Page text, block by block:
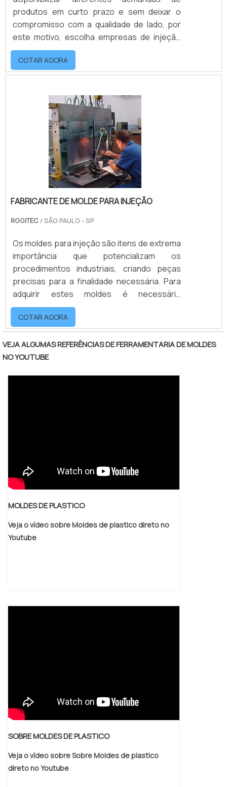
produtos em curto prazo e sem deixar o
compromisso com a qualidade de lado, por
este motivo, escolha empresas de injeção
com características positivas que não
deixem dúvidas.Alguns pontos devem ser
claramente levadas em consideração
industrial, por isso é muito importante que a
empresa de injeção plástica
profissionalizada apresente vantagens ao
cliente.Requisitos presentes n.
COTAR AGORA
FABRICANTE DE MOLDE PARA INJEÇÃO
ROGITEC / SÃO PAULO - SP
Os moldes para injeção são itens de extrema
importância que potencializam os
procedimentos industriais, criando peças
precisas para a finalidade necessária. Para
adquirir estes moldes é necessário
encontrar um fabricante de molde para
injeção que garanta a qualidade dos
produtos comercializados.Disponibilizados
em grandes e pequenas demandas, as
empresas de fabricação de molde para
COTAR AGORA
VEJA ALGUMAS REFERÊNCIAS DE FERRAMENTARIA DE MOLDES
NO YOUTUBE
MOLDES DE PLASTICO
Veja o vídeo sobre Moldes de plastico direto no
Youtube
SOBRE MOLDES DE PLASTICO
Veja o vídeo sobre Sobre Moldes de plastico
direto no Youtube